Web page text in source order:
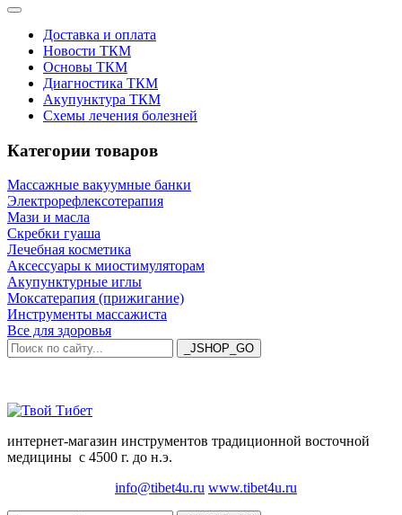
Доставка и оплата
Новости ТКМ
Основы ТКМ
Диагностика ТКМ
Акупунктура ТКМ
Схемы лечения болезней
Категории товаров
Массажные вакуумные банки
Электрорефлексотерапия
Мази и масла
Скребки гуаша
Лечебная косметика
Аксессуары к миостимуляторам
Акупунктурные иглы
Моксатерапия (прижигание)
Инструменты массажиста
Все для здоровья
интернет-магазин инструментов традиционной восточной
медицины с 4500 г. до н.э.
info@tibet4u.ru www.tibet4u.ru